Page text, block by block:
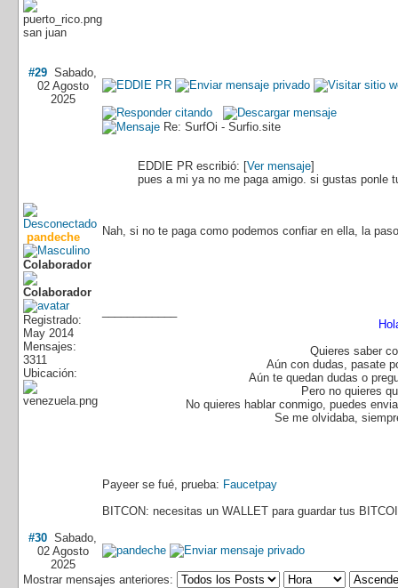
san juan
#29 Sabado,
02 Agosto
2025
pandeche
Colaborador
Registrado:
May 2014
Mensajes:
3311
Ubicación:
Re: SurfOi - Surfio.site
EDDIE PR escribió: [Ver mensaje]
pues a mi ya no me paga amigo. si gustas ponle
Nah, si no te paga como podemos confiar en ella, la
Quieres saber
Aún con dudas, pasate
Aún te quedan dudas o
Pero no quieres
No quieres hablar conmigo, puedes
Se me olvidaba,
Payeer se fué, prueba: Faucetpay
BITCON: necesitas un WALLET para guardar tus
#30 Sabado,
02 Agosto
2025
Mostrar mensajes anteriores: